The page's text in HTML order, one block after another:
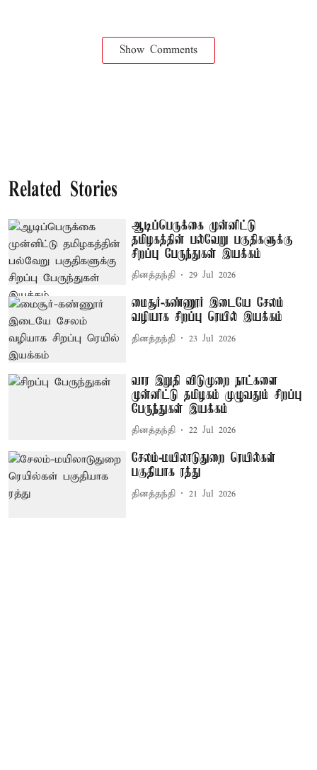
Show Comments
Related Stories
ஆடிப்பெருக்கை முன்னிட்டு
தமிழகத்தின் பல்வேறு பகுதிகளுக்கு
சிறப்பு பேருந்துகள் இயக்கம்
தினத்தந்தி 29 Jul 2026
மைசூர்-கண்ணூர் இடையே சேலம்
வழியாக சிறப்பு ரெயில் இயக்கம்
தினத்தந்தி 23 Jul 2026
வார இறுதி விடுமுறை நாட்களை
முன்னிட்டு தமிழகம் முழுவதும் சிறப்பு
பேருந்துகள் இயக்கம்
தினத்தந்தி 22 Jul 2026
சேலம்-மயிலாடுதுறை ரெயில்கள்
பகுதியாக ரத்து
தினத்தந்தி 21 Jul 2026